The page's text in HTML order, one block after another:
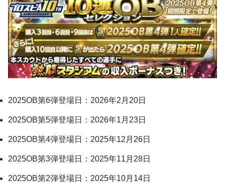
2025OB第6弾登場日：2026年2月20日
2025OB第5弾登場日：2026年1月23日
2025OB第4弾登場日：2025年12月26日
2025OB第3弾登場日：2025年11月28日
2025OB第2弾登場日：2025年10月14日